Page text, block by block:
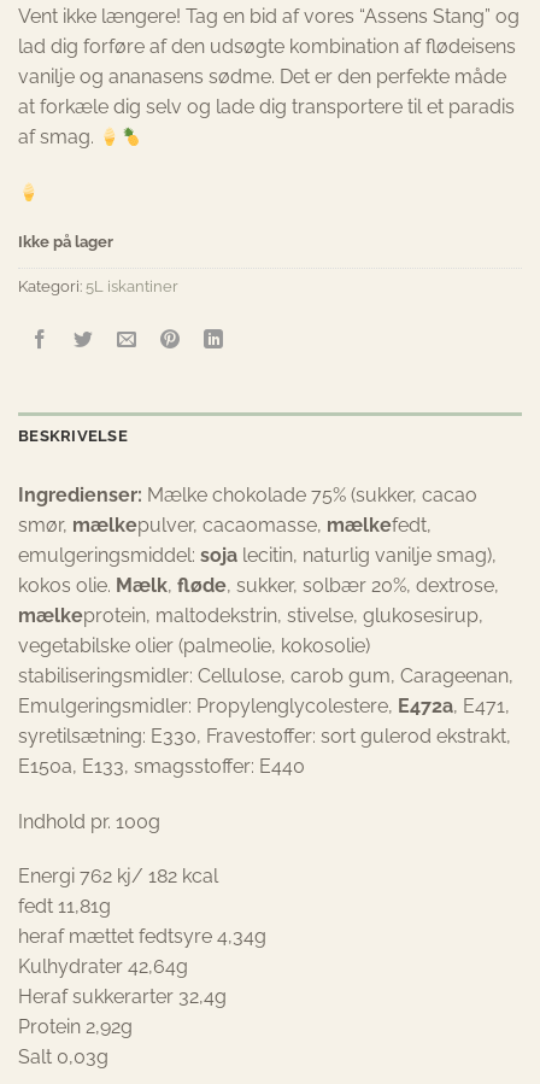
Vent ikke længere! Tag en bid af vores “Assens Stang” og
lad dig forføre af den udsøgte kombination af flødeisens
vanilje og ananasens sødme. Det er den perfekte måde
at forkæle dig selv og lade dig transportere til et paradis
af smag.
Ikke på lager
Kategori: 5L iskantiner
BESKRIVELSE
Ingredienser: Mælke chokolade 75% (sukker, cacao
smør, mælkepulver, cacaomasse, mælkefedt,
emulgeringsmiddel: soja lecitin, naturlig vanilje smag),
kokos olie. Mælk, fløde, sukker, solbær 20%, dextrose,
mælkeprotein, maltodekstrin, stivelse, glukosesirup,
vegetabilske olier (palmeolie, kokosolie)
stabiliseringsmidler: Cellulose, carob gum, Carageenan,
Emulgeringsmidler: Propylenglycolestere, E472a, E471,
syretilsætning: E330, Fravestoffer: sort gulerod ekstrakt,
E150a, E133, smagsstoffer: E440
Indhold pr. 100g
Energi 762 kj/ 182 kcal
fedt 11,81g
heraf mættet fedtsyre 4,34g
Kulhydrater 42,64g
Heraf sukkerarter 32,4g
Protein 2,92g
Salt 0,03g